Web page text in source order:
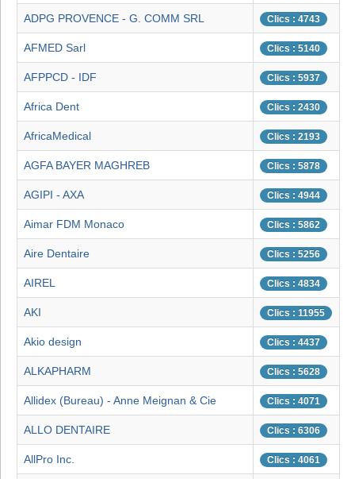
ADPG PROVENCE - G. COMM SRL Clics : 4743
AFMED Sarl Clics : 5140
AFPPCD - IDF Clics : 5937
Africa Dent Clics : 2430
AfricaMedical Clics : 2193
AGFA BAYER MAGHREB Clics : 5878
AGIPI - AXA Clics : 4944
Aimar FDM Monaco Clics : 5862
Aire Dentaire Clics : 5256
AIREL Clics : 4834
AKI Clics : 11955
Akio design Clics : 4437
ALKAPHARM Clics : 5628
Allidex (Bureau) - Anne Meignan & Cie Clics : 4071
ALLO DENTAIRE Clics : 6306
AllPro Inc. Clics : 4061